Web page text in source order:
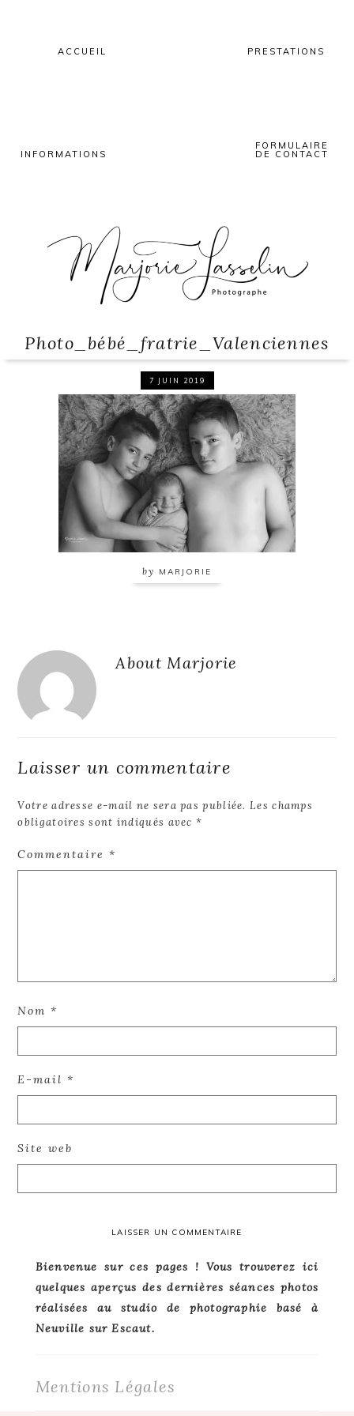
ACCUEIL
INFORMATIONS
PRESTATIONS
FORMULAIRE
DE CONTACT
Photo_bébé_fratrie_Valenciennes
7 JUIN 2019
by MARJORIE
Reader
Interactions
AboutMarjorie
Laisser un commentaire
Votre adresse e-mail ne sera pas publiée. Les champs
obligatoires sont indiqués avec*
Commentaire*
Nom*
E-mail*
Site web
Primary
Sidebar
Bienvenue sur ces pages ! Vous trouverez ici
quelques aperçus des dernières séances photos
réalisées au studio de photographie basé à
Neuville sur Escaut.
Mentions Légales